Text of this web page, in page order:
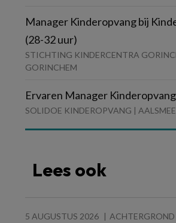
Manager Kinderopvang bij
(28-32 uur)
STICHTING KINDERCENTRA
GORINCHEM
Ervaren Manager
SOLIDOE KINDEROPVANG |
Lees ook
5 AUGUSTUS 2026 ACHTERGROND